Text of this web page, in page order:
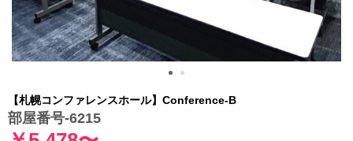
【札幌コンファレンスホール】Conference-B
部屋番号-6215